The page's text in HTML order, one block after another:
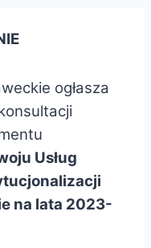
ogłasza
Usług
na lata 2023-